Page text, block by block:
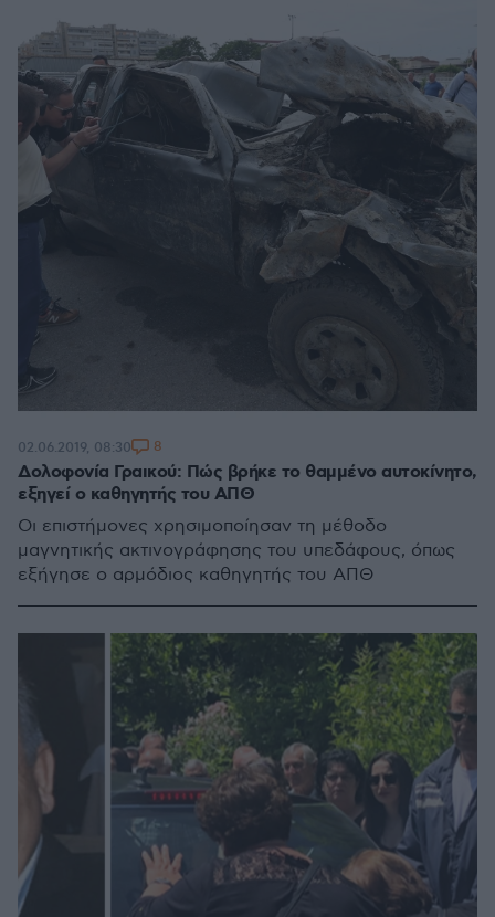
Δολοφονία Γραικού: Πώς βρήκε το θαμμένο αυτοκίνητο,
εξηγεί ο καθηγητής του ΑΠΘ
Οι επιστήμονες χρησιμοποίησαν τη μέθοδο
μαγνητικής ακτινογράφησης του υπεδάφους, όπως
εξήγησε ο αρμόδιος καθηγητής του ΑΠΘ
02.06.2019, 08:30 8